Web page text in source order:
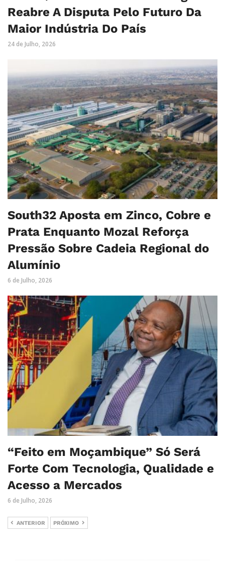
Reabre A Disputa Pelo Futuro Da
Maior Indústria Do País
24 de Julho, 2026
South32 Aposta em Zinco, Cobre e
Prata Enquanto Mozal Reforça
Pressão Sobre Cadeia Regional do
Alumínio
6 de Julho, 2026
“Feito em Moçambique” Só Será
Forte Com Tecnologia, Qualidade e
Acesso a Mercados
6 de Julho, 2026
ANTERIOR PRÓXIMO